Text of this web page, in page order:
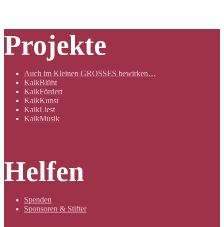
Projekte
Auch im Kleinen GROSSES bewirken…
KalkBlüht
KalkFördert
KalkKunst
KalkLiest
KalkMusik
Helfen
Spenden
Sponsoren & Stifter